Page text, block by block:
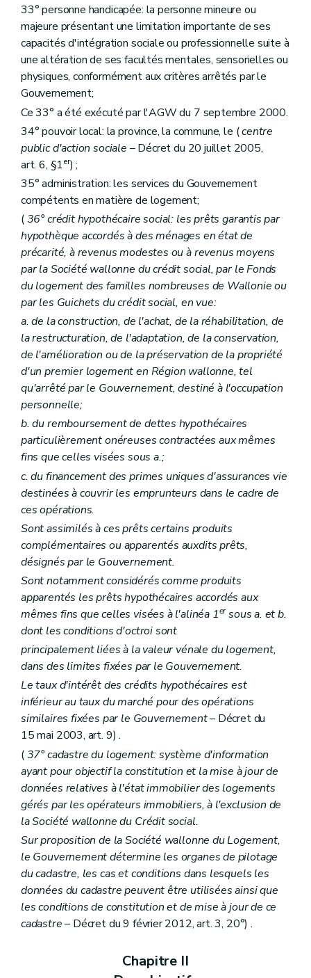
33° personne handicapée: la personne mineure ou
majeure présentant une limitation importante de ses
capacités d'intégration sociale ou professionnelle suite à
une altération de ses facultés mentales, sensorielles ou
physiques, conformément aux critères arrêtés par le
Gouvernement;
Ce 33° a été exécuté par l'AGW du 7 septembre 2000.
34° pouvoir local: la province, la commune, le (centre
public d'action sociale – Décret du 20 juillet 2005,
art. 6, §1er) ;
35° administration: les services du Gouvernement
compétents en matière de logement;
(36° crédit hypothécaire social: les prêts garantis par
hypothèque accordés à des ménages en état de
précarité, à revenus modestes ou à revenus moyens
par la Société wallonne du crédit social, par le Fonds
du logement des familles nombreuses de Wallonie ou
par les Guichets du crédit social, en vue:
a. de la construction, de l'achat, de la réhabilitation, de
la restructuration, de l'adaptation, de la conservation,
de l'amélioration ou de la préservation de la propriété
d'un premier logement en Région wallonne, tel
qu'arrêté par le Gouvernement, destiné à l'occupation
personnelle;
b. du remboursement de dettes hypothécaires
particulièrement onéreuses contractées aux mêmes
fins que celles visées sous a.;
c. du financement des primes uniques d'assurances vie
destinées à couvrir les emprunteurs dans le cadre de
ces opérations.
Sont assimilés à ces prêts certains produits
complémentaires ou apparentés auxdits prêts,
désignés par le Gouvernement.
Sont notamment considérés comme produits
apparentés les prêts hypothécaires accordés aux
mêmes fins que celles visées à l'alinéa 1ersous a. et b.
dont les conditions d'octroi sont
principalement liées à la valeur vénale du logement,
dans des limites fixées par le Gouvernement.
Le taux d'intérêt des crédits hypothécaires est
inférieur au taux du marché pour des opérations
similaires fixées par le Gouvernement– Décret du
15 mai 2003, art. 9) .
(37° cadastre du logement: système d'information
ayant pour objectif la constitution et la mise à jour de
données relatives à l'état immobilier des logements
gérés par les opérateurs immobiliers, à l'exclusion de
la Société wallonne du Crédit social.
Sur proposition de la Société wallonne du Logement,
le Gouvernement détermine les organes de pilotage
du cadastre, les cas et conditions dans lesquels les
données du cadastre peuvent être utilisées ainsi que
les conditions de constitution et de mise à jour de ce
cadastre– Décret du 9 février 2012, art. 3, 20°) .
Chapitre II